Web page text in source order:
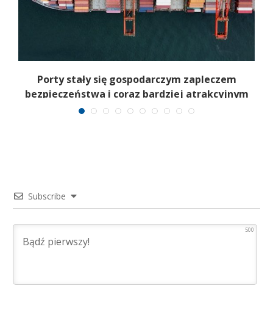
Porty stały się gospodarczym zapleczem
bezpieczeństwa i coraz bardziej atrakcyjnym
celem
Subscribe
500